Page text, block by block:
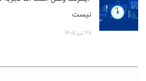
نیست
۲۸ تیر ۱۴۰۵